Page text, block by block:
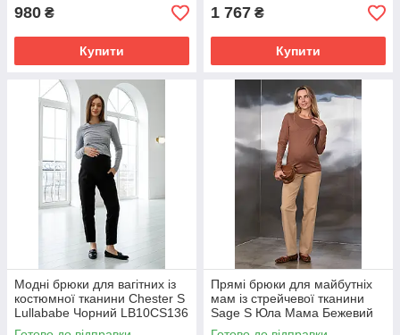
980 ₴
Купити
1 767 ₴
Купити
Модні брюки для вагітних із
костюмної тканини Chester S
Lullababe Чорний LB10CS136
Прямі брюки для майбутніх
мам із стрейчевої тканини
Sage S Юла Мама Бежевий